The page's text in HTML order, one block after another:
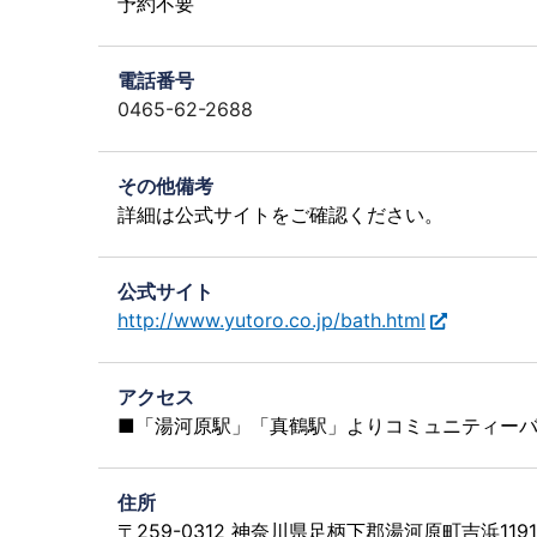
電話番号
0465-62-2688
その他備考
詳細は公式サイトをご確認ください。
公式サイト
http://www.yutoro.co.jp/bath.html
アクセス
■「湯河原駅」「真鶴駅」よりコミュニティーバ
住所
〒259-0312 神奈川県足柄下郡湯河原町吉浜1191